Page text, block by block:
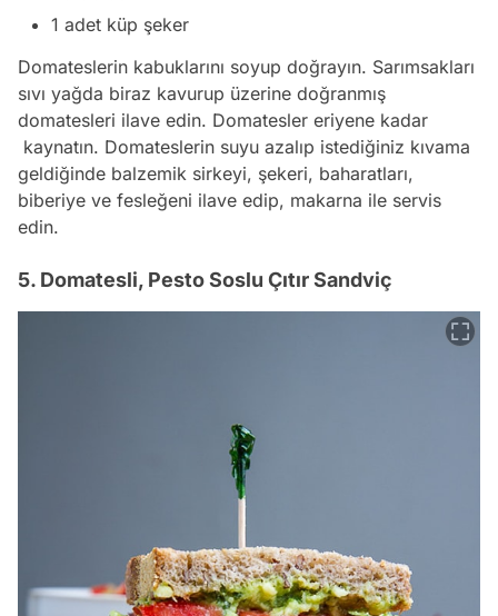
1 adet küp şeker
Domateslerin kabuklarını soyup doğrayın. Sarımsakları
sıvı yağda biraz kavurup üzerine doğranmış
domatesleri ilave edin. Domatesler eriyene kadar
kaynatın. Domateslerin suyu azalıp istediğiniz kıvama
geldiğinde balzemik sirkeyi, şekeri, baharatları,
biberiye ve fesleğeni ilave edip, makarna ile servis
edin.
5. Domatesli, Pesto Soslu Çıtır Sandviç